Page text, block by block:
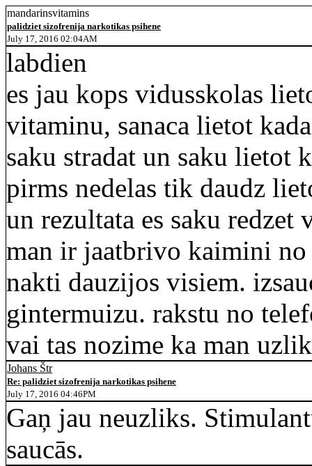
mandarinsvitamins
palidziet sizofrenija narkotikas psihene
July 17, 2016 02:04AM
labdien
es jau kops vidusskolas
vitaminu, sanaca lietot
saku stradat un saku lietot
pirms nedelas tik daudz
un rezultata es saku
man ir jaatbrivo kaimini no
nakti dauzijos visiem.
gintermuizu. rakstu no
vai tas nozime ka man
Johans Štr
Re: palidziet sizofrenija narkotikas psihene
July 17, 2016 04:46PM
Gaņ jau neuzliks.
saucās.